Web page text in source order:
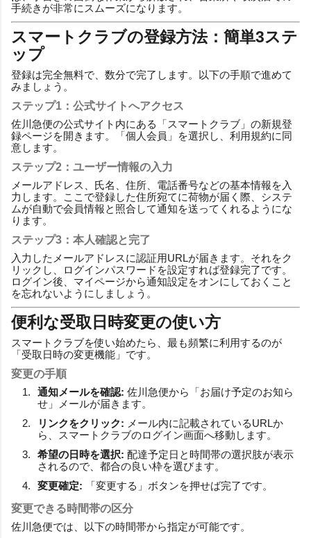
手続きが非常にスムーズになります。
スマートクラブの登録方法：簡単3ステ
ップ
登録は完全無料で、数分で完了します。以下の手順で進めて
みましょう。
ステップ1：公式サイトへアクセス
佐川急便の公式サイト内にある「スマートクラブ」の新規登
録ページを開きます。「個人会員」を選択し、利用規約に同
意します。
ステップ2：ユーザー情報の入力
メールアドレス、氏名、住所、電話番号などの基本情報を入
力します。ここで登録した住所宛てに荷物が届く際、システ
ムが自動で会員情報と照合して通知を送ってくれるようにな
ります。
ステップ3：本人確認と完了
入力したメールアドレスに認証用URLが届きます。それをク
リックし、ログインパスワードを設定すれば登録完了です。
ログイン後、マイページから通知設定をオンにしておくこと
を忘れないようにしましょう。
便利な受取日時変更の使い方
スマートクラブを使い始めたら、最も頻繁に利用するのが
「受取日時の変更機能」です。
変更の手順
通知メールを確認: 佐川急便から「お届け予定のお知ら
せ」メールが届きます。
リンクをクリック: メール内に記載されているURLか
ら、スマートクラブのログイン画面へ移動します。
希望の日時を選択: 配達予定日と時間帯の選択肢が表示
されるので、都合の良い枠を選びます。
変更確定: 「変更する」ボタンを押せば完了です。
変更できる時間帯の区分
佐川急便では、以下の時間帯から指定が可能です。